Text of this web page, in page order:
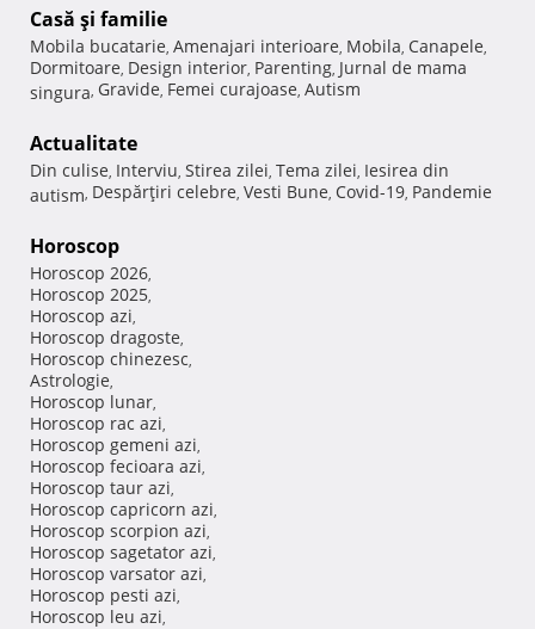
Casă şi familie
Mobila bucatarie, Amenajari interioare, Mobila, Canapele,
Dormitoare, Design interior, Parenting, Jurnal de mama
singura, Gravide, Femei curajoase, Autism
Actualitate
Din culise, Interviu, Stirea zilei, Tema zilei, Iesirea din
autism, Despărţiri celebre, Vesti Bune, Covid-19, Pandemie
Horoscop
Horoscop 2026,
Horoscop 2025,
Horoscop azi,
Horoscop dragoste,
Horoscop chinezesc,
Astrologie,
Horoscop lunar,
Horoscop rac azi,
Horoscop gemeni azi,
Horoscop fecioara azi,
Horoscop taur azi,
Horoscop capricorn azi,
Horoscop scorpion azi,
Horoscop sagetator azi,
Horoscop varsator azi,
Horoscop pesti azi,
Horoscop leu azi,